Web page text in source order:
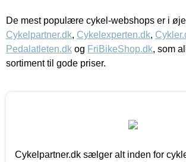
De mest populære cykel-webshops er i
Cykelpartner.dk, Cykelexperten.dk,
Pedalatleten.dk og FriBikeShop.dk, som
sortiment til gode priser.
Cykelpartner.dk sælger alt inden for